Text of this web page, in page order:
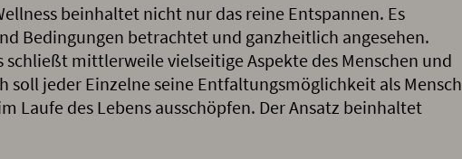
beinhaltet nicht nur das reine Entspannen. Es
Bedingungen betrachtet und ganzheitlich angesehen.
schließt mittlerweile vielseitige Aspekte des Menschen und
soll jeder Einzelne seine Entfaltungsmöglichkeit als Mensch
Laufe des Lebens ausschöpfen. Der Ansatz beinhaltet